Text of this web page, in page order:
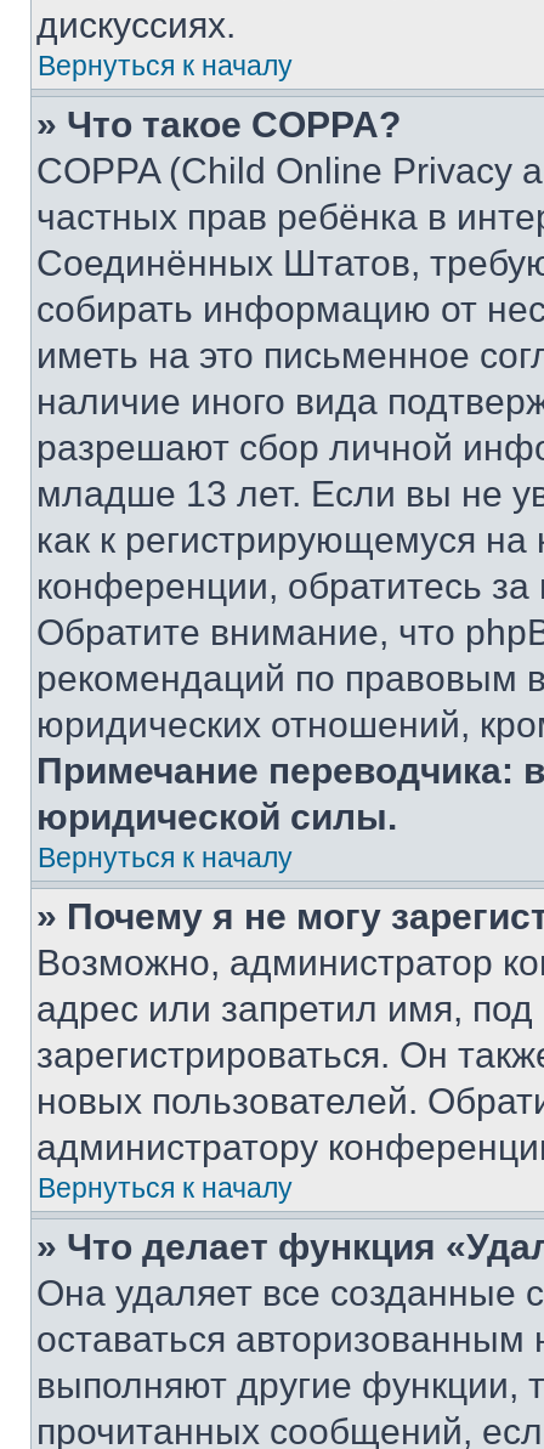
дискуссиях.
Вернуться к началу
» Что такое COPPA?
COPPA (Child Online Privacy
частных прав ребёнка в
Соединённых Штатов,
собирать информацию от
иметь на это письменное
наличие иного вида
разрешают сбор личной
младше 13 лет. Если вы не
как к регистрирующемуся
конференции, обратитесь
Обратите внимание, что
рекомендаций по правовым
юридических отношений,
Примечание переводчика:
юридической силы.
Вернуться к началу
» Почему я не могу
Возможно, администратор
адрес или запретил имя,
зарегистрироваться. Он
новых пользователей.
администратору
Вернуться к началу
» Что делает функция
Она удаляет все созданные
оставаться
выполняют другие функции,
прочитанных сообщений,